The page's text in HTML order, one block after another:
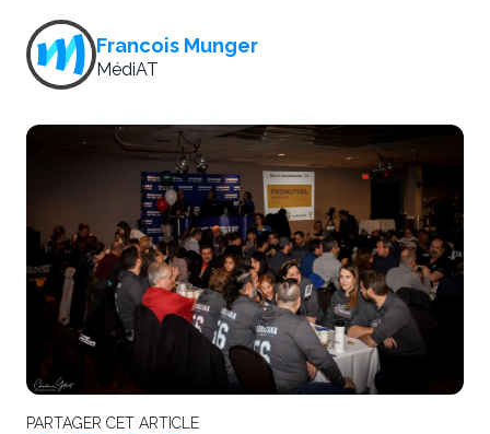
Francois Munger
MédiAT
PARTAGER CET ARTICLE